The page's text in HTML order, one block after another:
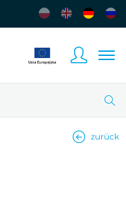
zurück